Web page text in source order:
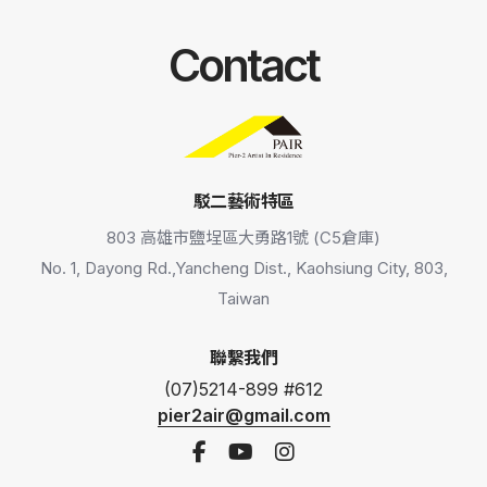
Contact
駁二藝術特區
803 高雄市鹽埕區大勇路1號 (C5倉庫)
No. 1, Dayong Rd.,Yancheng Dist., Kaohsiung City, 803,
Taiwan
聯繫我們
(07)5214-899 #612
pier2air@gmail.com